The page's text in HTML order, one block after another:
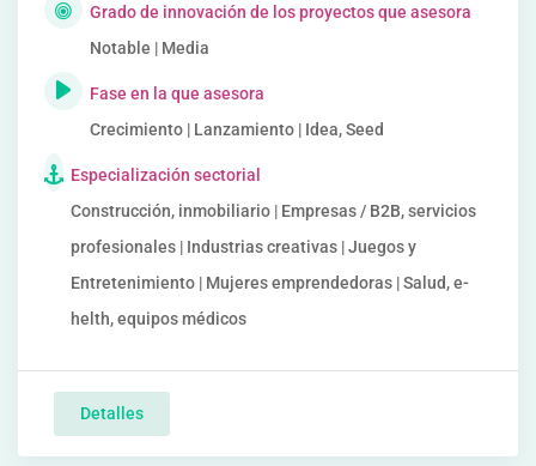
Grado de innovación de los proyectos que asesora
Notable | Media
Fase en la que asesora
Crecimiento | Lanzamiento | Idea, Seed
Especialización sectorial
Construcción, inmobiliario | Empresas / B2B, servicios
profesionales | Industrias creativas | Juegos y
Entretenimiento | Mujeres emprendedoras | Salud, e-
helth, equipos médicos
Detalles